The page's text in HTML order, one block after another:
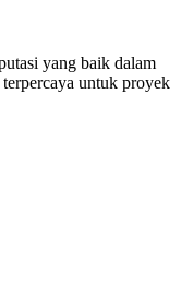
yang baik dalam
untuk proyek